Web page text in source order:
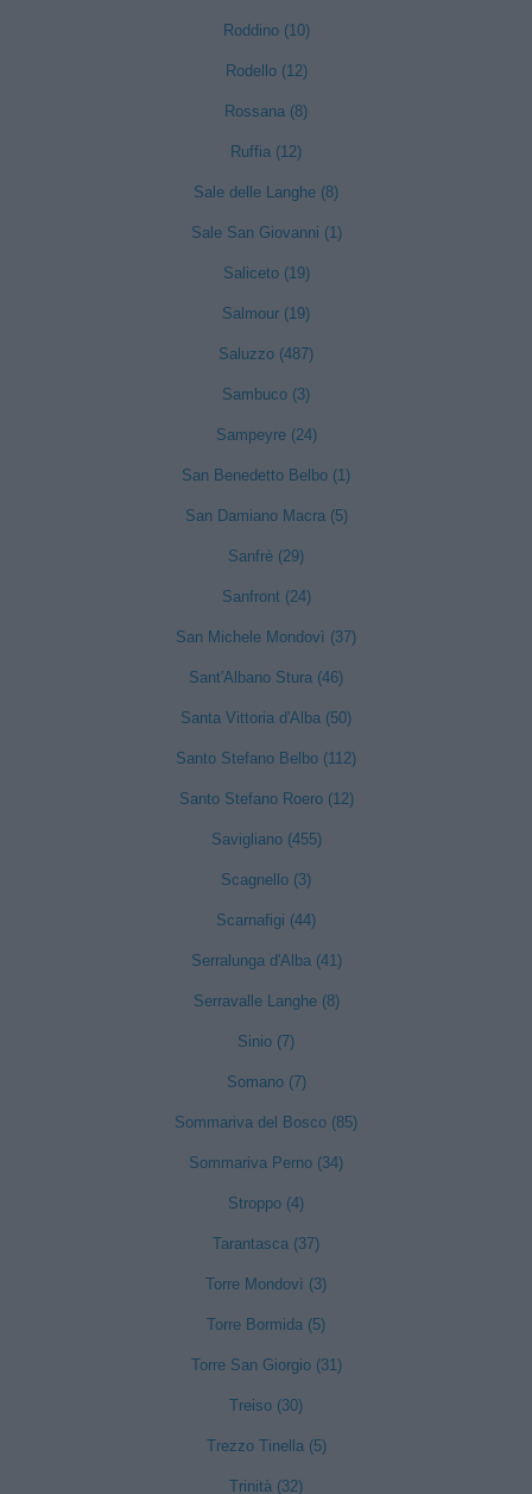
Roddino (10)
Rodello (12)
Rossana (8)
Ruffia (12)
Sale delle Langhe (8)
Sale San Giovanni (1)
Saliceto (19)
Salmour (19)
Saluzzo (487)
Sambuco (3)
Sampeyre (24)
San Benedetto Belbo (1)
San Damiano Macra (5)
Sanfrè (29)
Sanfront (24)
San Michele Mondovì (37)
Sant'Albano Stura (46)
Santa Vittoria d'Alba (50)
Santo Stefano Belbo (112)
Santo Stefano Roero (12)
Savigliano (455)
Scagnello (3)
Scarnafigi (44)
Serralunga d'Alba (41)
Serravalle Langhe (8)
Sinio (7)
Somano (7)
Sommariva del Bosco (85)
Sommariva Perno (34)
Stroppo (4)
Tarantasca (37)
Torre Mondovì (3)
Torre Bormida (5)
Torre San Giorgio (31)
Treiso (30)
Trezzo Tinella (5)
Trinità (32)